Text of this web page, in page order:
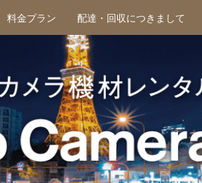
料金プラン 配達・回収につきまして